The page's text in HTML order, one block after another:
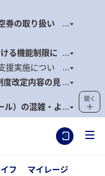
券の取り扱い
る機能制限に
援実施につい
度改定内容の見
ル）の混雑・よ
開く
フ マイレージ